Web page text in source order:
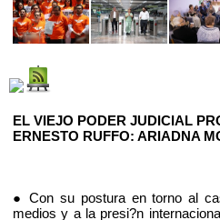
EL VIEJO PODER JUDICIAL
ERNESTO RUFFO: ARIADNA
● Con su postura en torno al
medios y a la presi?n